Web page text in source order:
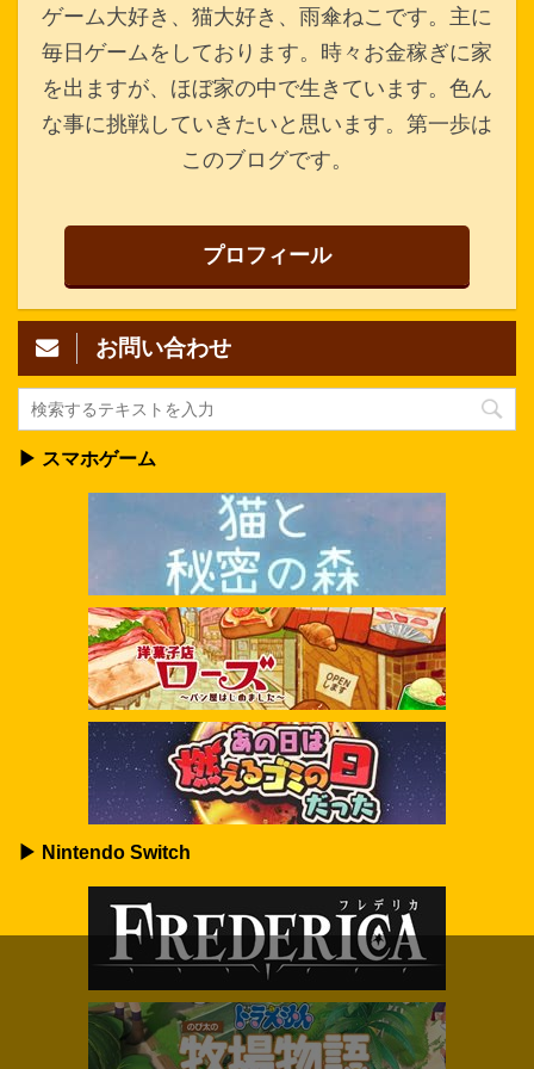
ゲーム大好き、猫大好き、雨傘ねこです。主に
毎日ゲームをしております。時々お金稼ぎに家
を出ますが、ほぼ家の中で生きています。色ん
な事に挑戦していきたいと思います。第一歩は
このブログです。
プロフィール
お問い合わせ
▶ スマホゲーム
▶ Nintendo Switch